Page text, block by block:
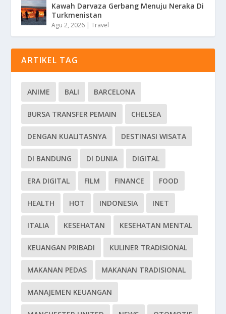
Kawah Darvaza Gerbang Menuju Neraka Di
Turkmenistan
Agu 2, 2026 |Travel
ARTIKEL TAG
ANIME BALI BARCELONA
BURSA TRANSFER PEMAIN CHELSEA
DENGAN KUALITASNYA DESTINASI WISATA
DI BANDUNG DI DUNIA DIGITAL
ERA DIGITAL FILM FINANCE FOOD
HEALTH HOT INDONESIA INET
ITALIA KESEHATAN KESEHATAN MENTAL
KEUANGAN PRIBADI KULINER TRADISIONAL
MAKANAN PEDAS MAKANAN TRADISIONAL
MANAJEMEN KEUANGAN